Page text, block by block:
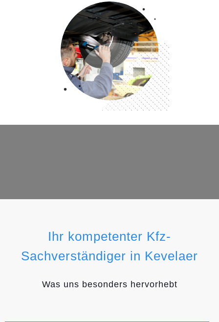
Ihr kompetenter Kfz-
Sachverständiger in Kevelaer
Was uns besonders hervorhebt